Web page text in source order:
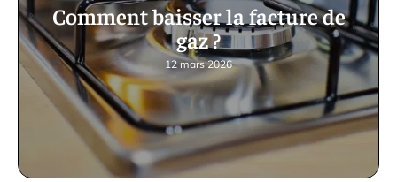
Comment baisser la facture de
gaz ?
12 mars 2026